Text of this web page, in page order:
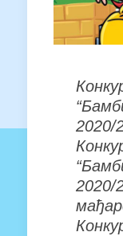
2020/
2020/